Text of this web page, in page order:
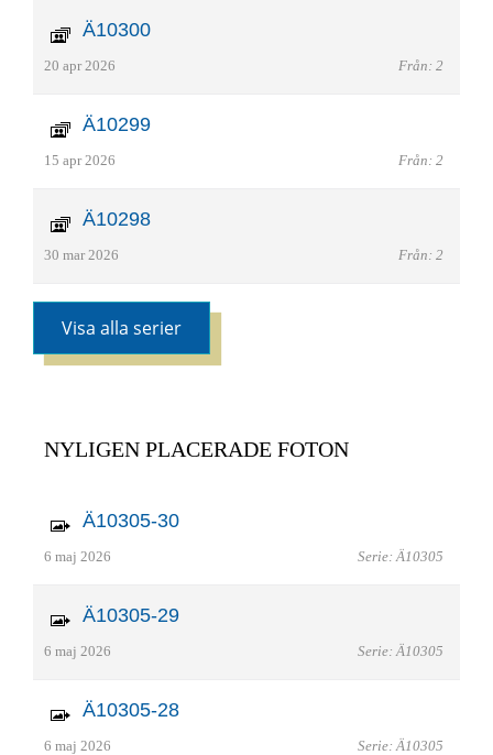
Ä10300
20 apr 2026 Från: 2
Ä10299
15 apr 2026 Från: 2
Ä10298
30 mar 2026 Från: 2
Visa alla serier
NYLIGEN PLACERADE FOTON
Ä10305-30
6 maj 2026 Serie: Ä10305
Ä10305-29
6 maj 2026 Serie: Ä10305
Ä10305-28
6 maj 2026 Serie: Ä10305